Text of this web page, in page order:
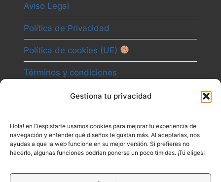
Gestiona tu privacidad
Hola! en Despistarte usamos cookies para mejorar tu experiencia de
navegación y entender qué diseños te gustan más. Al aceptarlas, nos
ayudas a que la web funcione en su mejor versión. Si prefieres no
hacerlo, algunas funciones podrían ponerse un poco tímidas. ¡Tú eliges!
Aviso Legal
Política de Privacidad
Política de cookies (UE)
Términos y condiciones
Canal
Contacto